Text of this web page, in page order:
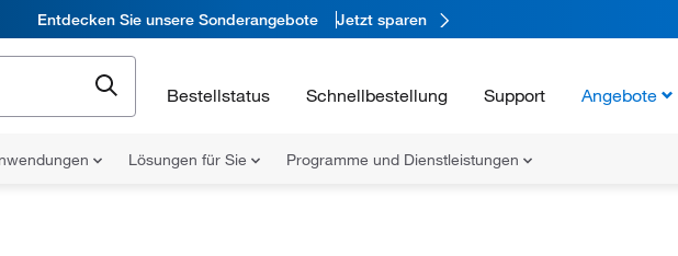
Entdecken Sie unsere Sonderangebote Jetzt sparen
Bestellstatus Schnellbestellung Support Angebote
Lösungen für Sie Programme und Dienstleistungen